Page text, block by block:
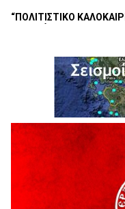
“ΠΟΛΙΤΙΣΤΙΚΟ
Υπογραφή Μνημονίου
Δυτικής Μακεδονίας
6 Αυγούστου 2026
Σε απόγνωση λόγω
6 Αυγούστου 2026
ΔΙΑΚΟΠΗ ΗΛΕΚΤΡΙΚΟΥ
6 Αυγούστου 2026
Ολοκληρώνεται η